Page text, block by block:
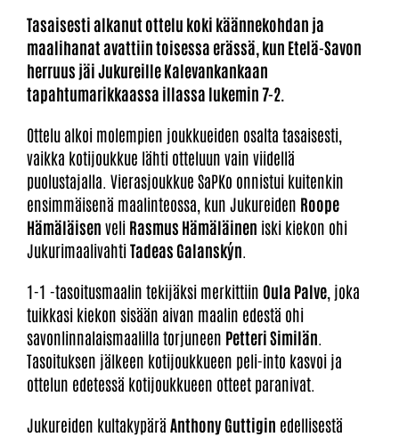
Tasaisesti alkanut ottelu koki käännekohdan ja
maalihanat avattiin toisessa erässä, kun Etelä-Savon
herruus jäi Jukureille Kalevankankaan
tapahtumarikkaassa illassa lukemin 7-2.
Ottelu alkoi molempien joukkueiden osalta tasaisesti,
vaikka kotijoukkue lähti otteluun vain viidellä
puolustajalla. Vierasjoukkue SaPKo onnistui kuitenkin
ensimmäisenä maalinteossa, kun Jukureiden Roope
Hämäläisen veli Rasmus Hämäläinen iski kiekon ohi
JukurimaalivahtiTadeas Galanskýn
1-1 -tasoitusmaalin tekijäksi merkittiin Oula Palve , joka
tuikkasi kiekon sisään aivan maalin edestä ohi
savonlinnalaismaalilla torjuneen Petteri Similän
Tasoituksen jälkeen kotijoukkueen peli-into kasvoi ja
ottelun edetessä kotijoukkueen otteet paranivat.
Jukureiden kultakypäräAnthony Guttigin edellisestä